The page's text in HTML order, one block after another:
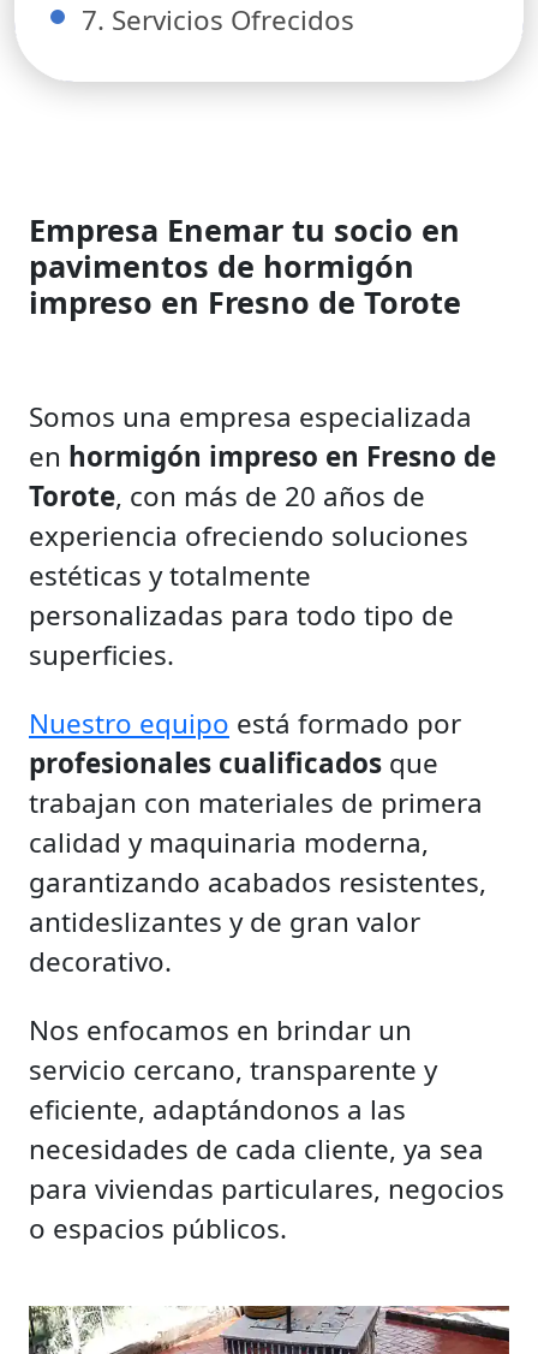
7. Servicios Ofrecidos
Empresa Enemar tu socio en
pavimentos de hormigón
impreso en Fresno de Torote
Somos una empresa especializada
en hormigón impreso en Fresno de
Torote, con más de 20 años de
experiencia ofreciendo soluciones
estéticas y totalmente
personalizadas para todo tipo de
superficies.
Nuestro equipo está formado por
profesionales cualificados que
trabajan con materiales de primera
calidad y maquinaria moderna,
garantizando acabados resistentes,
antideslizantes y de gran valor
decorativo.
Nos enfocamos en brindar un
servicio cercano, transparente y
eficiente, adaptándonos a las
necesidades de cada cliente, ya sea
para viviendas particulares, negocios
o espacios públicos.